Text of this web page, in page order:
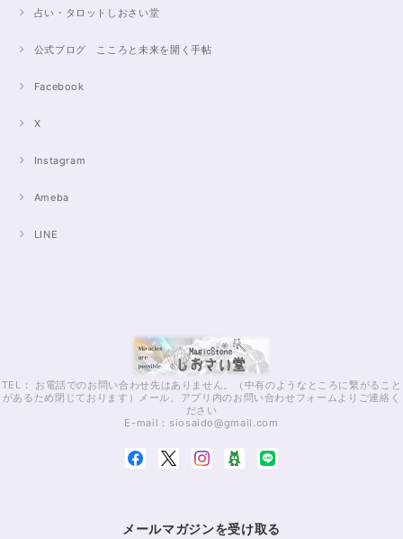
占い・タロットしおさい堂
公式ブログ こころと未来を開く手帖
Facebook
X
Instagram
Ameba
LINE
TEL： お電話でのお問い合わせ先はありません。（中有のようなところに繋がること
があるため閉じております）メール、アプリ内のお問い合わせフォームよりご連絡く
ださい
E-mail： siosaido@gmail.com
メールマガジンを受け取る